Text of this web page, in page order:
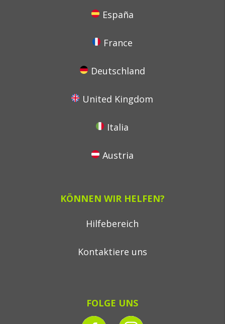
España
France
Deutschland
United Kingdom
Italia
Austria
KÖNNEN WIR HELFEN?
Hilfebereich
Kontaktiere uns
FOLGE UNS